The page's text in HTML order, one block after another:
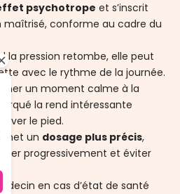
psychotrope et s’inscrit
maîtrisé, conforme au cadre du
la pression retombe, elle peut
avec le rythme de la journée.
un moment calme à la
la rend intéressante
le pied.
un dosage plus précis,
progressivement et éviter
en cas d’état de santé